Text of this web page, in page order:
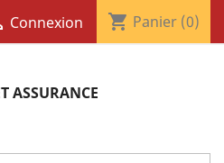
Connexion shopping_cart Panier (0)
ASSURANCE